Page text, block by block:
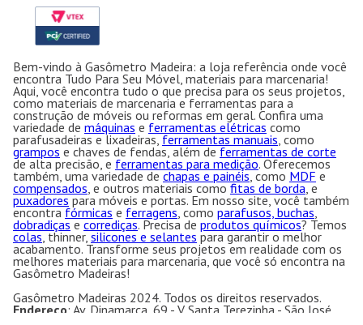
Bem-vindo à Gasômetro Madeira: a loja referência onde você
encontra Tudo Para Seu Móvel, materiais para marcenaria!
Aqui, você encontra tudo o que precisa para os seus projetos,
como materiais de marcenaria e ferramentas para a
construção de móveis ou reformas em geral. Confira uma
variedade de máquinas e ferramentas elétricas como
parafusadeiras e lixadeiras, ferramentas manuais, como
grampos e chaves de fendas, além de ferramentas de corte
de alta precisão, e ferramentas para medição. Oferecemos
também, uma variedade de chapas e painéis, como MDF e
compensados, e outros materiais como fitas de borda, e
puxadores para móveis e portas. Em nosso site, você também
encontra fórmicas e ferragens, como parafusos, buchas,
dobradiças e corrediças. Precisa de produtos químicos? Temos
colas, thinner, silicones e selantes para garantir o melhor
acabamento. Transforme seus projetos em realidade com os
melhores materiais para marcenaria, que você só encontra na
Gasômetro Madeiras!
Gasômetro Madeiras 2024. Todos os direitos reservados.
Endereço: Av. Dinamarca, 69 - V. Santa Terezinha - São José